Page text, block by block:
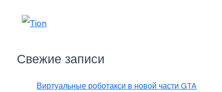
Свежие записи
Виртуальные роботакси в новой части GTA